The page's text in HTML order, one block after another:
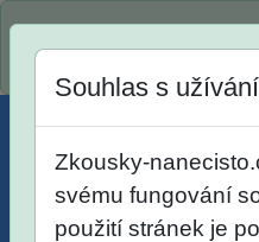
Menu Účet
Souhlas s
Zkousky-
svému fungování
použití stránek je